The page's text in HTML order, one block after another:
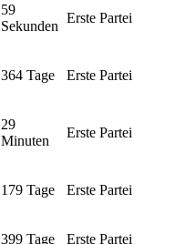
59
Sekunden
Erste Partei
364 Tage Erste Partei
29
Minuten
Erste Partei
179 Tage Erste Partei
399 Tage Erste Partei